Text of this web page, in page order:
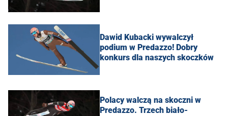
Dawid Kubacki wywalczył
podium w Predazzo! Dobry
konkurs dla naszych skoczków
Polacy walczą na skoczni w
Predazzo. Trzech biało-